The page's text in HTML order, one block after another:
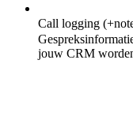
Call logging
jouw CRM